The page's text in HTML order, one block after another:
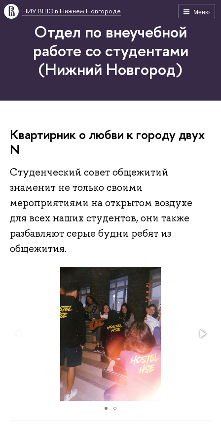
Меню
НИУ ВШЭ в Нижнем Новгороде
Отдел по внеучебной
работе со студентами
(Нижний Новгород)
Квартирник о любви к городу двух
N
Студенческий совет общежитий
знаменит не только своими
мероприятиями на открытом воздухе
для всех наших студентов, они также
разбавляют серые будни ребят из
общежития.